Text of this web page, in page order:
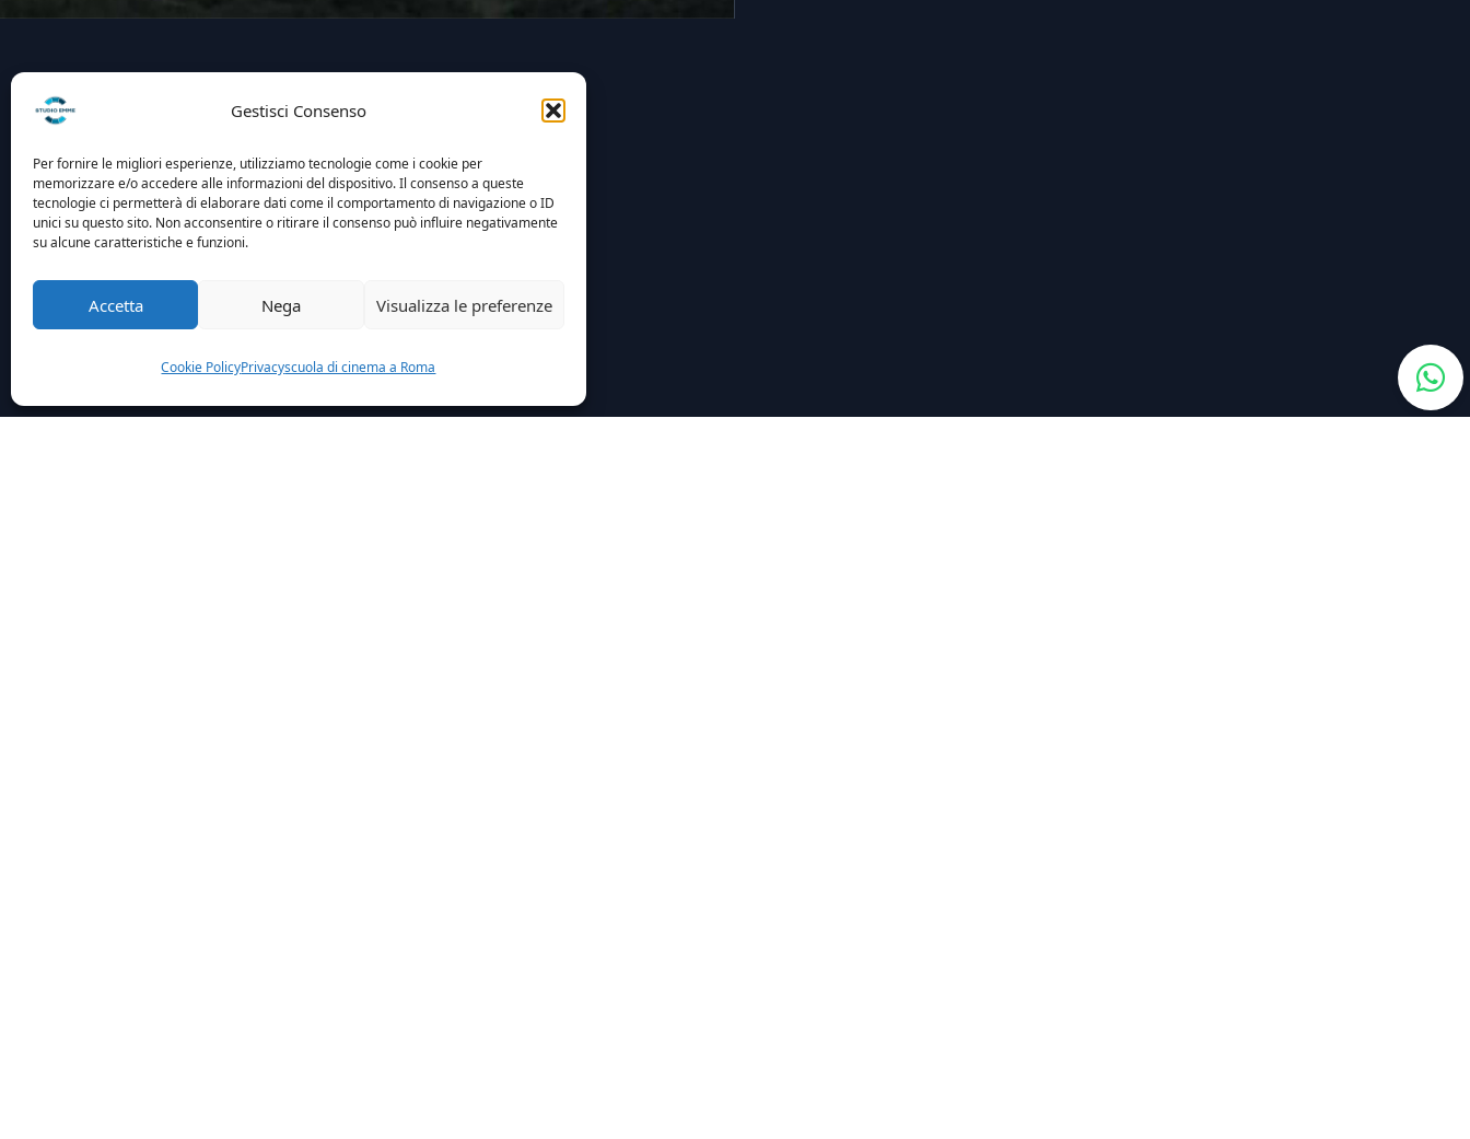
Gestisci Consenso
Per fornire le migliori esperienze, utilizziamo tecnologie come i cookie per
memorizzare e/o accedere alle informazioni del dispositivo. Il consenso a queste
tecnologie ci permetterà di elaborare dati come il comportamento di navigazione o ID
unici su questo sito. Non acconsentire o ritirare il consenso può influire negativamente
su alcune caratteristiche e funzioni.
Accetta Nega Visualizza le preferenze
Cookie PolicyPrivacyscuola di cinema a Roma